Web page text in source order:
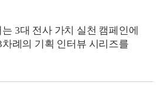
3대 전사 가치 실천 캠페인에
례의 기획 인터뷰 시리즈를